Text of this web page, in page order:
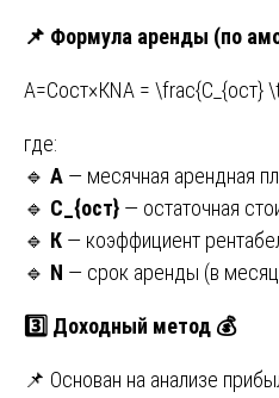
📌 Формула аренды (по
А=Сост×КNА = \frac{С_{ост}
где:
🔹 A — месячная арендная
🔹 С_{ост} — остаточная
🔹 К — коэффициент
🔹 N — срок аренды (в
3️ Доходный метод 💰
📌 Основан на анализе